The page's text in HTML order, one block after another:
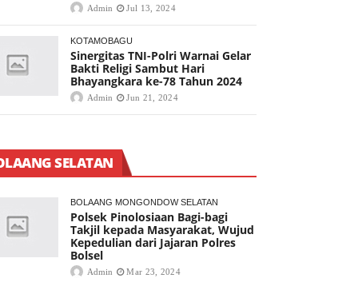
Admin Jul 13, 2024
KOTAMOBAGU
Sinergitas TNI-Polri Warnai Gelar
Bakti Religi Sambut Hari
Bhayangkara ke-78 Tahun 2024
Admin Jun 21, 2024
SELATAN
BOLAANG MONGONDOW SELATAN
Polsek Pinolosiaan Bagi-bagi
Takjil kepada Masyarakat, Wujud
Kepedulian dari Jajaran Polres
Bolsel
Admin Mar 23, 2024